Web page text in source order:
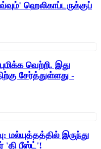
ஹெலிகாப்டருக்குப்
வெற்றி. இது
சேர்த்துள்ளது -
மல்யுத்தத்தில் இருந்து
'தி பீஸ்ட்'!